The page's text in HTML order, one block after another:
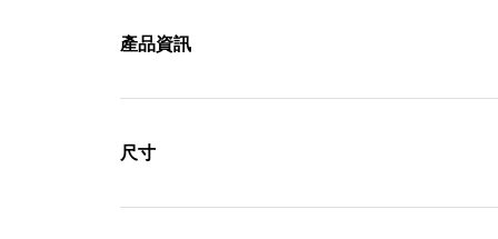
產品資訊
尺寸